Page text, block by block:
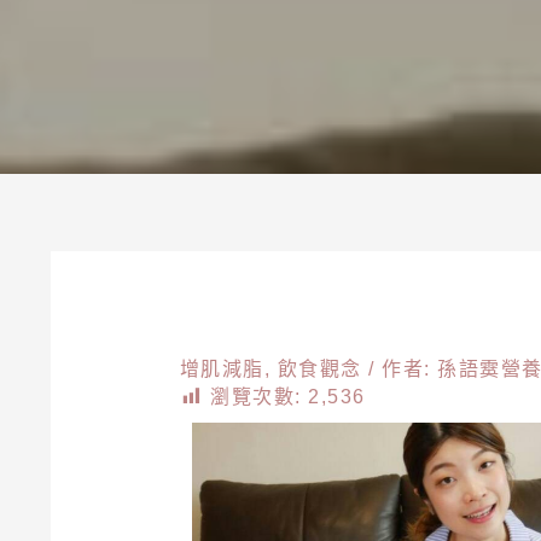
增肌減脂 , 飲食觀念 / 作者: 孫語霙營
瀏覽次數: 2,536